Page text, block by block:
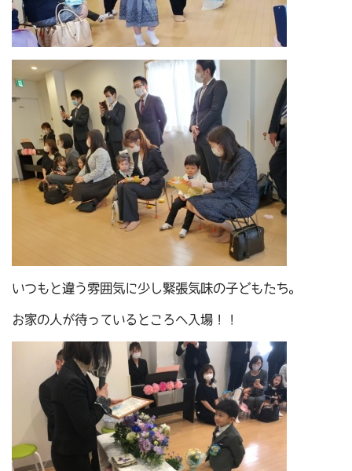
いつもと違う雰囲気に少し緊張気味の子どもたち。
お家の人が待っているところへ入場！！